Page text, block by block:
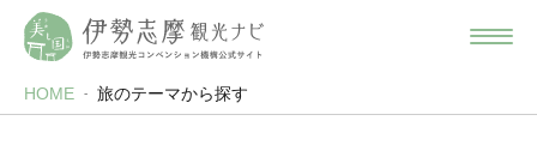
HOME 旅のテーマから探す